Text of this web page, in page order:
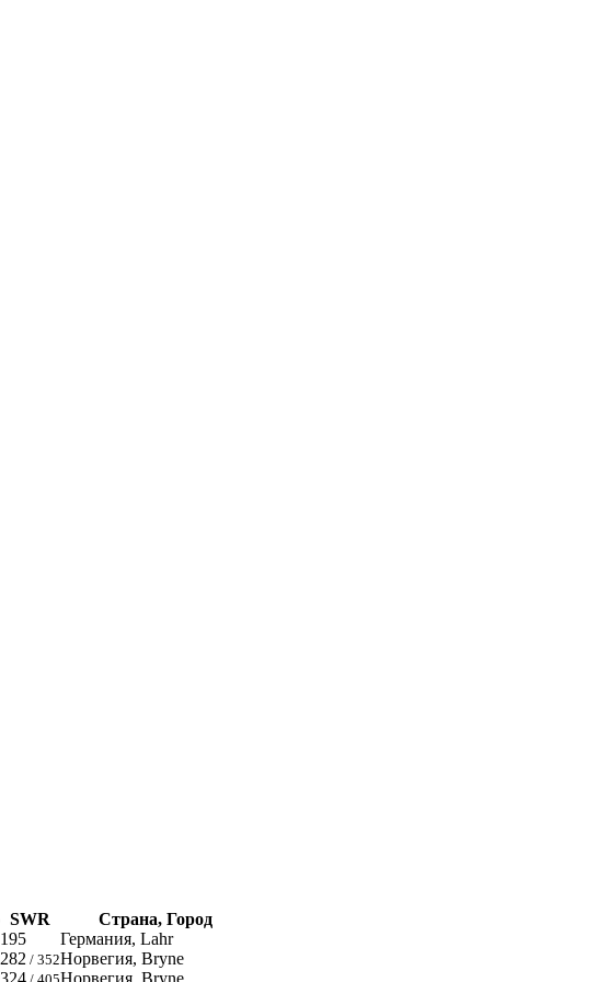
SWR
Страна, Город
195
Германия, Lahr
282 / 352Норвегия, Bryne
324 Норвегия, Bryne